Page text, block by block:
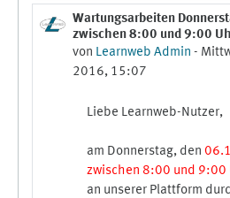
Wartungsarbeiten
zwischen 8:00 und 9:00
von Learnweb Admin -
2016, 15:07
Anzahl Antworten: 0
Liebe Learnweb-Nutzer,
am Donnerstag, den
zwischen 8:00 und 9:00
an unserer Plattform